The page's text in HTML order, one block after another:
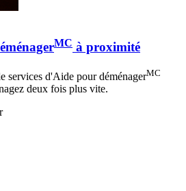
MC à proximité
services d'Aide pour déménagerMC
deux fois plus vite.